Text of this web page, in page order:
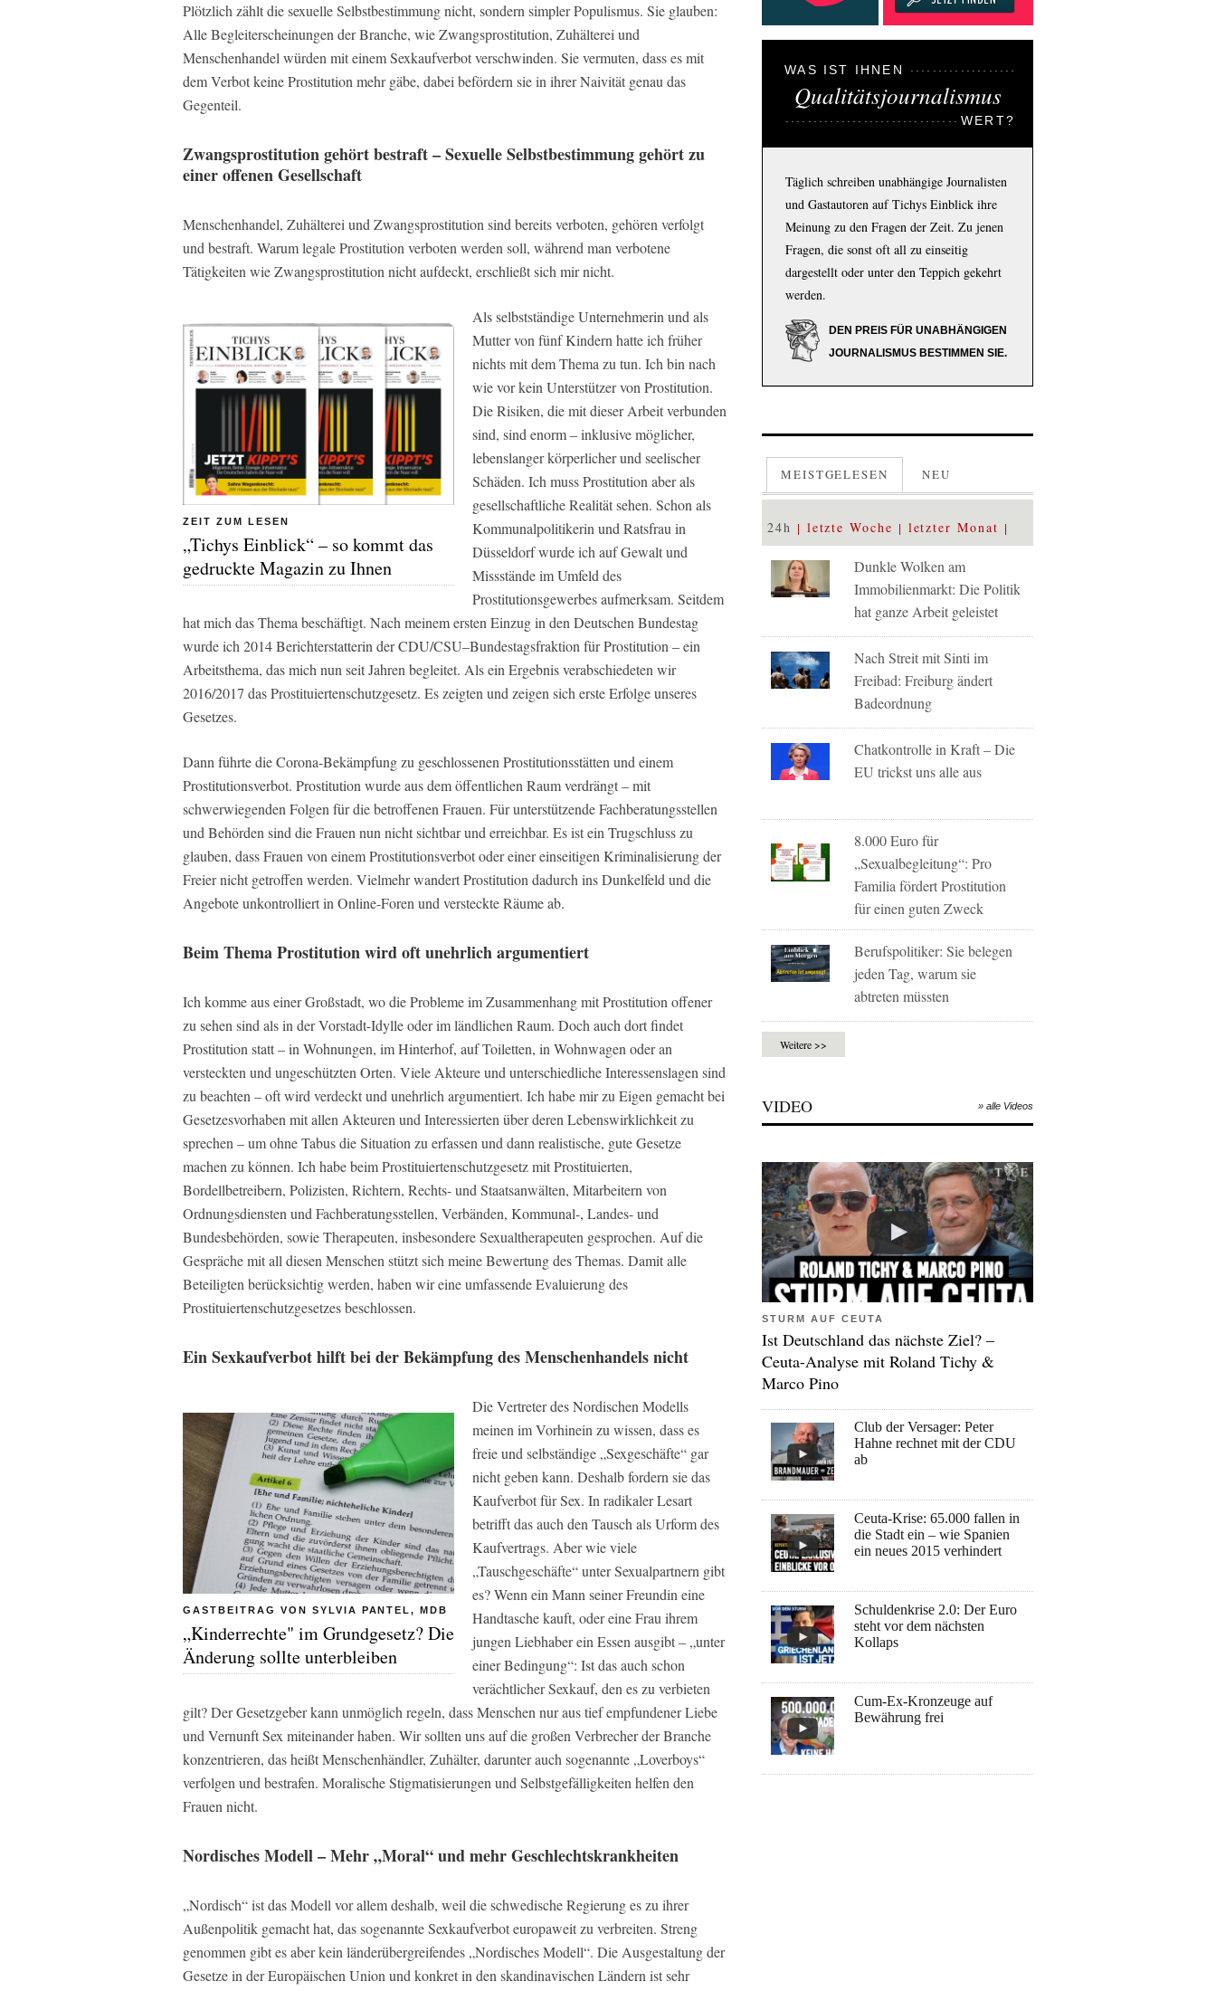
Plötzlich zählt die sexuelle Selbstbestimmung nicht, sondern simpler Populismus. Sie glauben:
Alle Begleiterscheinungen der Branche, wie Zwangsprostitution, Zuhälterei und
Menschenhandel würden mit einem Sexkaufverbot verschwinden. Sie vermuten, dass es mit
dem Verbot keine Prostitution mehr gäbe, dabei befördern sie in ihrer Naivität genau das
Gegenteil.
Zwangsprostitution gehört bestraft – Sexuelle Selbstbestimmung gehört zu
einer offenen Gesellschaft
Menschenhandel, Zuhälterei und Zwangsprostitution sind bereits verboten, gehören verfolgt
und bestraft. Warum legale Prostitution verboten werden soll, während man verbotene
Tätigkeiten wie Zwangsprostitution nicht aufdeckt, erschließt sich mir nicht.
ZEIT ZUM LESEN
„Tichys Einblick“ – so kommt das
gedruckte Magazin zu Ihnen
Als selbstständige Unternehmerin und als
Mutter von fünf Kindern hatte ich früher
nichts mit dem Thema zu tun. Ich bin nach
wie vor kein Unterstützer von Prostitution.
Die Risiken, die mit dieser Arbeit verbunden
sind, sind enorm – inklusive möglicher,
lebenslanger körperlicher und seelischer
Schäden. Ich muss Prostitution aber als
gesellschaftliche Realität sehen. Schon als
Kommunalpolitikerin und Ratsfrau in
Düsseldorf wurde ich auf Gewalt und
Missstände im Umfeld des
Prostitutionsgewerbes aufmerksam. Seitdem
hat mich das Thema beschäftigt. Nach meinem ersten Einzug in den Deutschen Bundestag
wurde ich 2014 Berichterstatterin der CDU/CSU–Bundestagsfraktion für Prostitution – ein
Arbeitsthema, das mich nun seit Jahren begleitet. Als ein Ergebnis verabschiedeten wir
2016/2017 das Prostituiertenschutzgesetz. Es zeigten und zeigen sich erste Erfolge unseres
Gesetzes.
Dann führte die Corona-Bekämpfung zu geschlossenen Prostitutionsstätten und einem
Prostitutionsverbot. Prostitution wurde aus dem öffentlichen Raum verdrängt – mit
schwerwiegenden Folgen für die betroffenen Frauen. Für unterstützende Fachberatungsstellen
und Behörden sind die Frauen nun nicht sichtbar und erreichbar. Es ist ein Trugschluss zu
glauben, dass Frauen von einem Prostitutionsverbot oder einer einseitigen Kriminalisierung der
Freier nicht getroffen werden. Vielmehr wandert Prostitution dadurch ins Dunkelfeld und die
Angebote unkontrolliert in Online-Foren und versteckte Räume ab.
Beim Thema Prostitution wird oft unehrlich argumentiert
Ich komme aus einer Großstadt, wo die Probleme im Zusammenhang mit Prostitution offener
zu sehen sind als in der Vorstadt-Idylle oder im ländlichen Raum. Doch auch dort findet
Prostitution statt – in Wohnungen, im Hinterhof, auf Toiletten, in Wohnwagen oder an
versteckten und ungeschützten Orten. Viele Akteure und unterschiedliche Interessenslagen sind
zu beachten – oft wird verdeckt und unehrlich argumentiert. Ich habe mir zu Eigen gemacht bei
Gesetzesvorhaben mit allen Akteuren und Interessierten über deren Lebenswirklichkeit zu
sprechen – um ohne Tabus die Situation zu erfassen und dann realistische, gute Gesetze
machen zu können. Ich habe beim Prostituiertenschutzgesetz mit Prostituierten,
Bordellbetreibern, Polizisten, Richtern, Rechts- und Staatsanwälten, Mitarbeitern von
Ordnungsdiensten und Fachberatungsstellen, Verbänden, Kommunal-, Landes- und
Bundesbehörden, sowie Therapeuten, insbesondere Sexualtherapeuten gesprochen. Auf die
Gespräche mit all diesen Menschen stützt sich meine Bewertung des Themas. Damit alle
Beteiligten berücksichtig werden, haben wir eine umfassende Evaluierung des
Prostituiertenschutzgesetzes beschlossen.
Ein Sexkaufverbot hilft bei der Bekämpfung des Menschenhandels nicht
GASTBEITRAG VON SYLVIA PANTEL, MDB
„Kinderrechte" im Grundgesetz? Die
Änderung sollte unterbleiben
Die Vertreter des Nordischen Modells
meinen im Vorhinein zu wissen, dass es
freie und selbständige „Sexgeschäfte“ gar
nicht geben kann. Deshalb fordern sie das
Kaufverbot für Sex. In radikaler Lesart
betrifft das auch den Tausch als Urform des
Kaufvertrags. Aber wie viele
„Tauschgeschäfte“ unter Sexualpartnern gibt
es? Wenn ein Mann seiner Freundin eine
Handtasche kauft, oder eine Frau ihrem
jungen Liebhaber ein Essen ausgibt – „unter
einer Bedingung“: Ist das auch schon
verächtlicher Sexkauf, den es zu verbieten
gilt? Der Gesetzgeber kann unmöglich regeln, dass Menschen nur aus tief empfundener Liebe
und Vernunft Sex miteinander haben. Wir sollten uns auf die großen Verbrecher der Branche
konzentrieren, das heißt Menschenhändler, Zuhälter, darunter auch sogenannte „Loverboys“
verfolgen und bestrafen. Moralische Stigmatisierungen und Selbstgefälligkeiten helfen den
Frauen nicht.
Nordisches Modell – Mehr „Moral“ und mehr Geschlechtskrankheiten
„Nordisch“ ist das Modell vor allem deshalb, weil die schwedische Regierung es zu ihrer
Außenpolitik gemacht hat, das sogenannte Sexkaufverbot europaweit zu verbreiten. Streng
genommen gibt es aber kein länderübergreifendes „Nordisches Modell“. Die Ausgestaltung der
Gesetze in der Europäischen Union und konkret in den skandinavischen Ländern ist sehr
WAS IST IHNEN
Qualitätsjournalismus
WERT?
Täglich schreiben unabhängige Journalisten
und Gastautoren auf Tichys Einblick ihre
Meinung zu den Fragen der Zeit. Zu jenen
Fragen, die sonst oft all zu einseitig
dargestellt oder unter den Teppich gekehrt
werden.
DEN PREIS FÜR UNABHÄNGIGEN
JOURNALISMUS BESTIMMEN SIE.
MEISTGELESEN NEU
24h letzte Woche letzter Monat
Dunkle Wolken am
Immobilienmarkt: Die Politik
hat ganze Arbeit geleistet
Nach Streit mit Sinti im
Freibad: Freiburg ändert
Badeordnung
Chatkontrolle in Kraft – Die
EU trickst uns alle aus
8.000 Euro für
„Sexualbegleitung“: Pro
Familia fördert Prostitution
für einen guten Zweck
Berufspolitiker: Sie belegen
jeden Tag, warum sie
abtreten müssten
Weitere >>
VIDEO » alle Videos
STURM AUF CEUTA
Ist Deutschland das nächste Ziel? –
Ceuta-Analyse mit Roland Tichy &
Marco Pino
Club der Versager: Peter
Hahne rechnet mit der CDU
ab
Ceuta-Krise: 65.000 fallen in
die Stadt ein – wie Spanien
ein neues 2015 verhindert
Schuldenkrise 2.0: Der Euro
steht vor dem nächsten
Kollaps
Cum-Ex-Kronzeuge auf
Bewährung frei